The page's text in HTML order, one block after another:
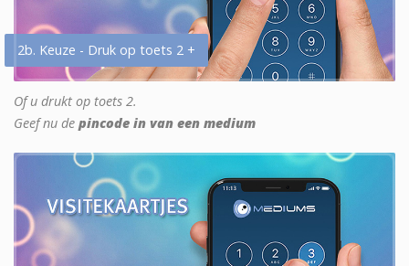
2b. Keuze - Druk op toets 2 +
Of u drukt op toets 2.
Geef nu de pincode in van een medium